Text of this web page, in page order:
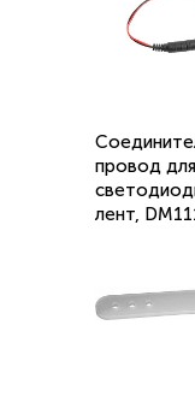
провод для
лент,